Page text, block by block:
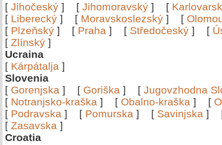
[ Jihočeský ] [ Jihomoravský ] [
[ Liberecký ] [ Moravskoslezský ] [
[ Plzeňský ] [ Praha ] [ Středočeský ] [
[ Zlínský ]
Ucraina
[ Kárpátalja ]
Slovenia
[ Gorenjska ] [ Goriška ] [ Jugovzhodna
[ Notranjsko-kraška ] [ Obalno-kraška ] [
[ Podravska ] [ Pomurska ] [ Savinjska ]
[ Zasavska ]
Croatia